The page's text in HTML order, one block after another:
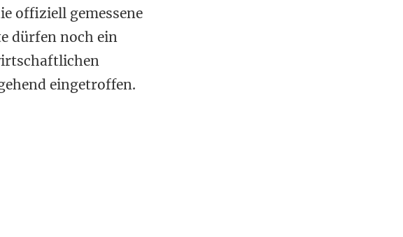
offiziell gemessene
dürfen noch ein
eingetroffen.